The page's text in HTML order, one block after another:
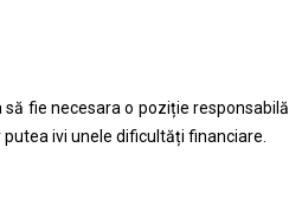
fie necesara o poziție responsabilă
ivi unele dificultăți financiare.